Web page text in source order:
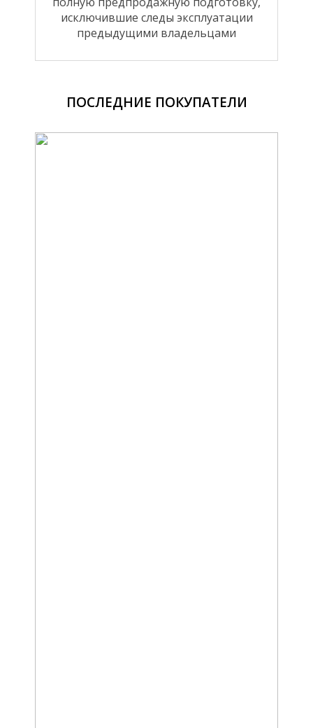
исключившие следы эксплуатации
предыдущими владельцами
ПОСЛЕДНИЕ ПОКУПАТЕЛИ